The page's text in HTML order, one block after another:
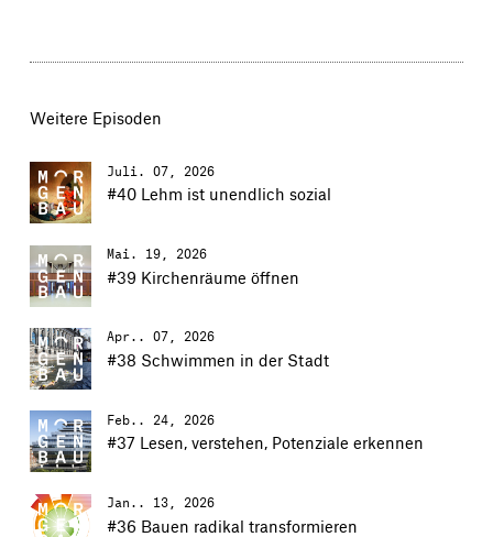
Weitere Episoden
Juli. 07, 2026
#40 Lehm ist unendlich sozial
Mai. 19, 2026
#39 Kirchenräume öffnen
Apr.. 07, 2026
#38 Schwimmen in der Stadt
Feb.. 24, 2026
#37 Lesen, verstehen, Potenziale erkennen
Jan.. 13, 2026
#36 Bauen radikal transformieren